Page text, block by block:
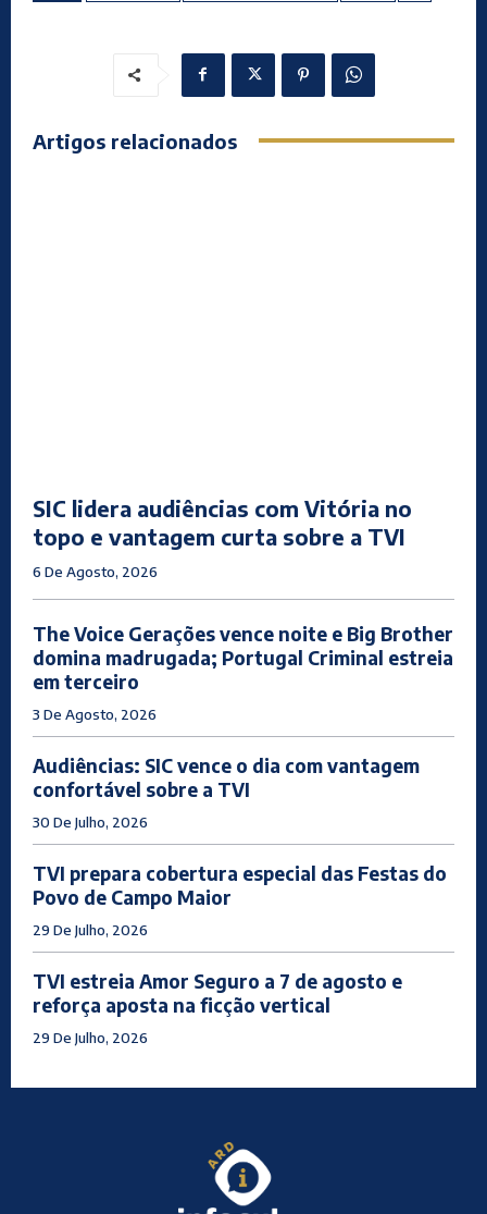
Artigos relacionados
SIC lidera audiências com Vitória no
topo e vantagem curta sobre a TVI
6 De Agosto, 2026
The Voice Gerações vence noite e Big Brother
domina madrugada; Portugal Criminal estreia
em terceiro
3 De Agosto, 2026
Audiências: SIC vence o dia com vantagem
confortável sobre a TVI
30 De Julho, 2026
TVI prepara cobertura especial das Festas do
Povo de Campo Maior
29 De Julho, 2026
TVI estreia Amor Seguro a 7 de agosto e
reforça aposta na ficção vertical
29 De Julho, 2026